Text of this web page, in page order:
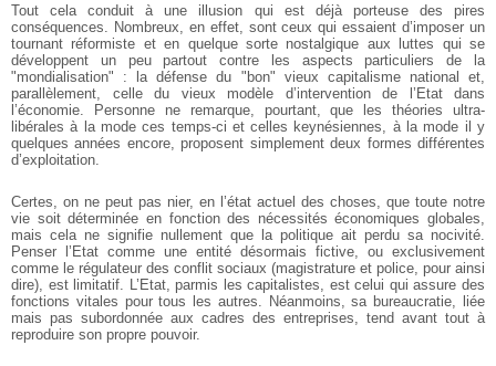
Tout cela conduit à une illusion qui est déjà porteuse des pires
conséquences. Nombreux, en effet, sont ceux qui essaient d’imposer un
tournant réformiste et en quelque sorte nostalgique aux luttes qui se
développent un peu partout contre les aspects particuliers de la
"mondialisation" : la défense du "bon" vieux capitalisme national et,
parallèlement, celle du vieux modèle d’intervention de l’Etat dans
l’économie. Personne ne remarque, pourtant, que les théories ultra-
libérales à la mode ces temps-ci et celles keynésiennes, à la mode il y
quelques années encore, proposent simplement deux formes différentes
d’exploitation.
Certes, on ne peut pas nier, en l’état actuel des choses, que toute notre
vie soit déterminée en fonction des nécessités économiques globales,
mais cela ne signifie nullement que la politique ait perdu sa nocivité.
Penser l’Etat comme une entité désormais fictive, ou exclusivement
comme le régulateur des conflit sociaux (magistrature et police, pour ainsi
dire), est limitatif. L’Etat, parmis les capitalistes, est celui qui assure des
fonctions vitales pour tous les autres. Néanmoins, sa bureaucratie, liée
mais pas subordonnée aux cadres des entreprises, tend avant tout à
reproduire son propre pouvoir.